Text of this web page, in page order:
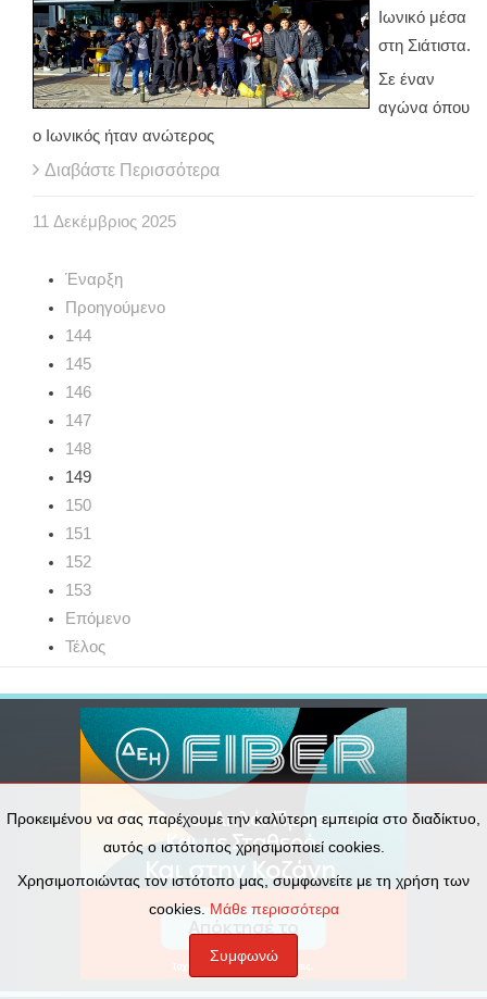
Ιωνικό μέσα
στη Σιάτιστα.
Σε έναν
αγώνα όπου
ο Ιωνικός ήταν ανώτερος
Διαβάστε Περισσότερα
11 Δεκέμβριος 2025
Έναρξη
Προηγούμενο
144
145
146
147
148
149
150
151
152
153
Επόμενο
Τέλος
Προκειμένου να σας παρέχουμε την καλύτερη εμπειρία στο διαδίκτυο,
αυτός ο ιστότοπος χρησιμοποιεί cookies.
Χρησιμοποιώντας τον ιστότοπο μας, συμφωνείτε με τη χρήση των
cookies. Μάθε περισσότερα
Συμφωνώ